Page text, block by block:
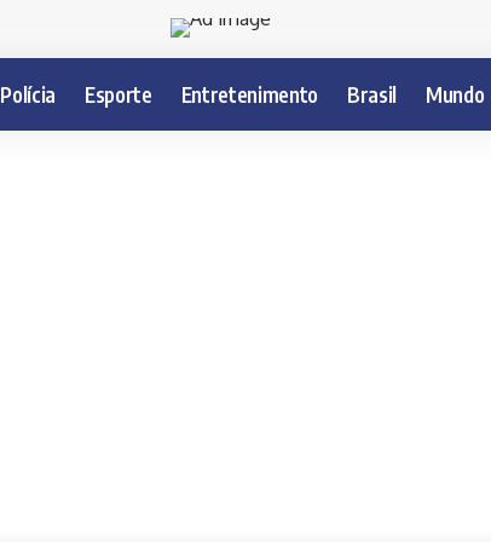
Polícia Esporte Entretenimento Brasil Mundo